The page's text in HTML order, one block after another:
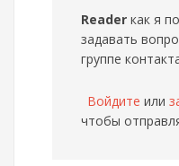
Reader как я
задавать
группе
Войдите или
чтобы